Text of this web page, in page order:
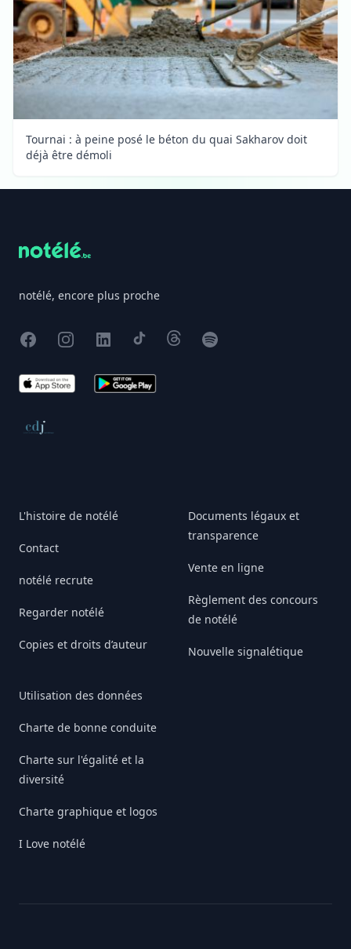
Tournai : à peine posé le béton du quai Sakharov doit
déjà être démoli
notélé, encore plus proche
FacebookInstagram
X TikTokThreadsSpotify
App Store Google Play
Conseil de déontologie journalistique
L'histoire de notélé
Contact
notélé recrute
Regarder notélé
Copies et droits d’auteur
Utilisation des données
Charte de bonne conduite
Charte sur l'égalité et la
diversité
Charte graphique et logos
I Love notélé
Documents légaux et
transparence
Vente en ligne
Règlement des concours
de notélé
Nouvelle signalétique